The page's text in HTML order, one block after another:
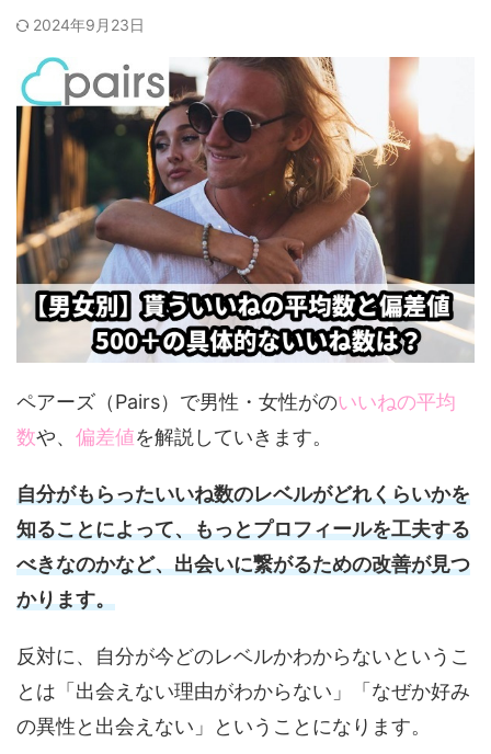
2024年9月23日
ペアーズ（Pairs）で男性・女性がのいいねの平均
数や、 偏差値を解説していきます。
自分がもらったいいね数のレベルがどれくらいかを
知ることによって、もっとプロフィールを工夫する
べきなのかなど、出会いに繋がるための改善が見つ
かります。
反対に、自分が今どのレベルかわからないというこ
とは「出会えない理由がわからない」「なぜか好み
の異性と出会えない」ということになります。